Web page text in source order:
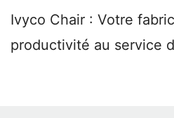
Ivyco Chair : Votre
productivité au service